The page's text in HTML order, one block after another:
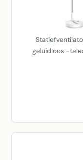
geluidloos -